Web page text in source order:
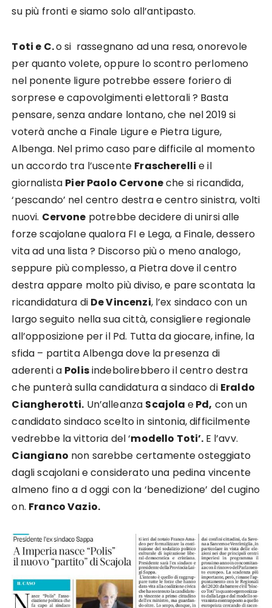
su più fronti e siamo solo all’antipasto.
Toti e C.o si rassegnano ad una resa, onorevole
per quanto volete, oppure lo scontro perlomeno
nel ponente ligure potrebbe essere foriero di
sorprese e capovolgimenti elettorali ? Basta
pensare, senza andare lontano, che nel 2019 si
voterà anche a Finale Ligure e Pietra Ligure,
Albenga. Nel primo caso pare difficile al momento
un accordo tra l’uscente Frascherelli e il
giornalista Pier Paolo Cervoneche si ricandida,
‘pescando’ nel centro destra e centro sinistra, volti
nuovi. Cervone potrebbe decidere di unirsi alle
forze scajolane qualora FI e Lega, a Finale, dessero
vita ad una lista ? Discorso più o meno analogo,
seppure più complesso, a Pietra dove il centro
destra appare molto più diviso, e pare scontata la
ricandidatura di De Vincenzi, l’ex sindaco con un
largo seguito nella sua città, consigliere regionale
all’opposizione per il Pd. Tutta da giocare, infine, la
sfida – partita Albenga dove la presenza di
aderenti a Polisindebolirebbero il centro destra
che punterà sulla candidatura a sindaco di Eraldo
Ciangherotti. Un’alleanza Scajola ePd, con un
candidato sindaco scelto in sintonia, difficilmente
vedrebbe la vittoria del ‘modello Toti’. E l’avv.
Ciangiano non sarebbe certamente osteggiato
dagli scajolani e considerato una pedina vincente
almeno fino a d oggi con la ‘benedizione’ del cugino
on. Franco Vazio.